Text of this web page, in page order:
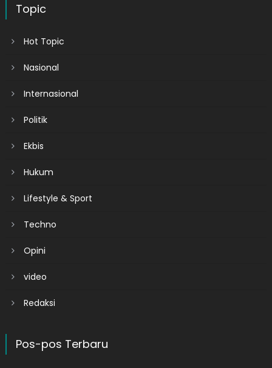
Topic
Hot Topic
Nasional
Internasional
Politik
Ekbis
Hukum
Lifestyle & Sport
Techno
Opini
video
Redaksi
Pos-pos Terbaru